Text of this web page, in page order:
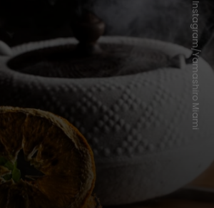
Instagram/Yamashiro Miami